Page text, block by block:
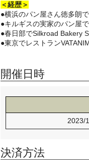
＜経歴＞
●横浜のパン屋さん徳多朗
●キルギスの実家のパン屋
●春日部でSilkroad Bakery
●東京でレストラン
開催日時
2023/
決済方法